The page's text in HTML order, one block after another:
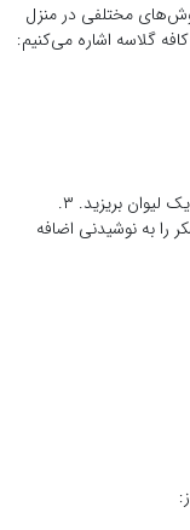
مختلفی در منزل
گلاسه اشاره می‌کنیم:
طرز تهیه: ۱. اسپرسو را آماده کنید. ۲. شیر سرد را در یک لیوان بریزید. ۳.
تمایل، شکر را به نوشیدنی اضافه